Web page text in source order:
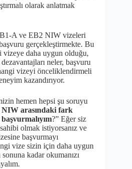
olarak anlatmak
A ve EB2 NIW vizeleri
gerçekleştirmekte. Bu
daha uygun olduğu,
neler, başvuru
vizeyi önceliklendirmeli
kazandırıyor.
hemen hepsi şu soruyu
arasındaki fark
?” Eğer siz
olmak istiyorsanız ve
başvurmayı
vize sizin için daha uygun
kadar okumanızı